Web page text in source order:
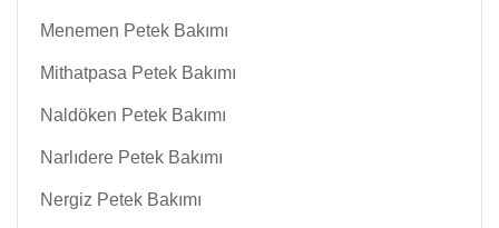
Menemen Petek Bakımı
Mithatpasa Petek Bakımı
Naldöken Petek Bakımı
Narlıdere Petek Bakımı
Nergiz Petek Bakımı